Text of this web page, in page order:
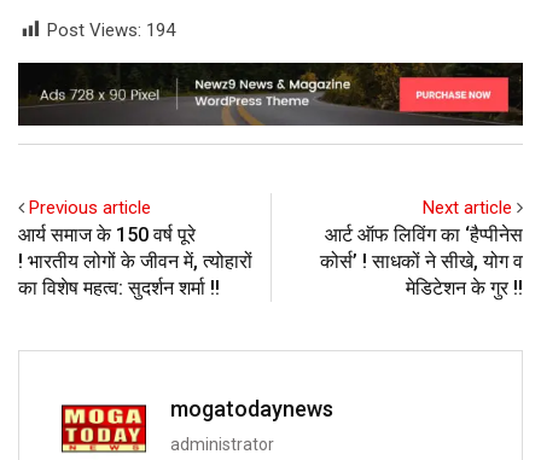
Post Views: 194
Previous article
आर्य समाज के 150 वर्ष पूरे
! भारतीय लोगों के जीवन में, त्योहारों
का विशेष महत्व: सुदर्शन शर्मा !!
Next article
आर्ट ऑफ लिविंग का ‘हैप्पीनेस
कोर्स’ ! साधकों ने सीखे, योग व
मेडिटेशन के गुर !!
mogatodaynews
administrator